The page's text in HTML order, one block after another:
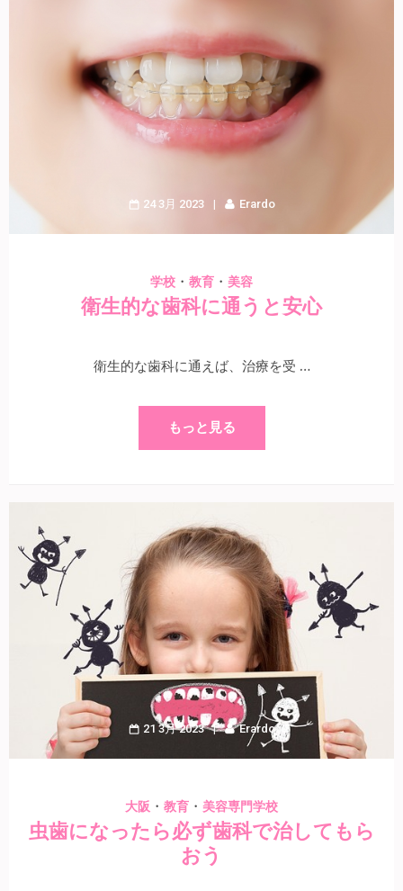
24 3月 2023 Erardo
学校 ・ 教育 ・ 美容
衛生的な歯科に通うと安心
衛生的な歯科に通えば、治療を受 …
もっと見る
21 3月 2023 Erardo
大阪 ・ 教育 ・ 美容専門学校
虫歯になったら必ず歯科で治してもら
おう